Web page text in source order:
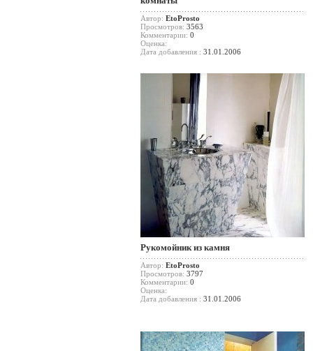
Автор: EtoProsto
Просмотров: 3563
Комментарии: 0
Оценка:
Дата добавления : 31.01.2006
Рукомойник из камня
Автор: EtoProsto
Просмотров: 3797
Комментарии: 0
Оценка:
Дата добавления : 31.01.2006